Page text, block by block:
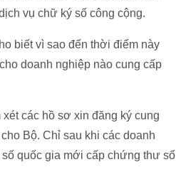
vụ chữ ký số công cộng.
biết vì sao đến thời điểm này
doanh nghiệp nào cung cấp
các hồ sơ xin đăng ký cung
Bộ. Chỉ sau khi các doanh
quốc gia mới cấp chứng thư số